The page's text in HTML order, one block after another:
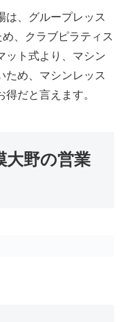
は、グループレッス
、クラブピラティス
ット式より、マシン
ため、マシンレッス
だと言えます。
大野の営業